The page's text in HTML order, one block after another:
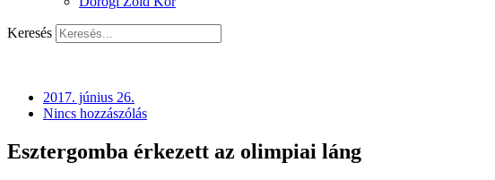
Keresés
2017. június 26.
Nincs hozzászólás
Esztergomba érkezett az olimpiai láng